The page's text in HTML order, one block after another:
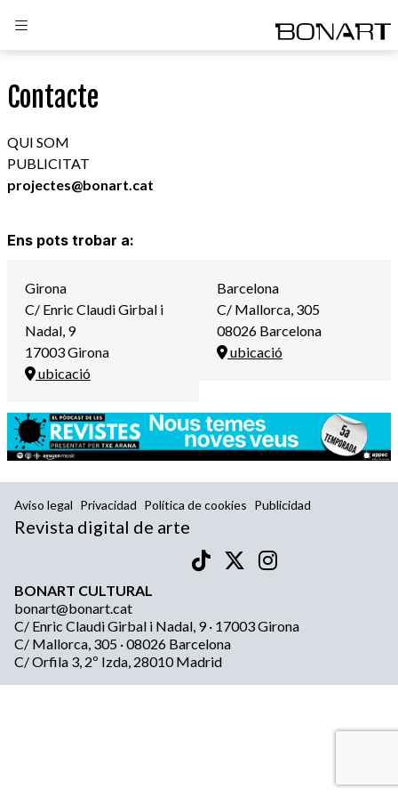
Contacte
QUI SOM
PUBLICITAT
projectes@bonart.cat
Ens pots trobar a:
Girona
C/ Enric Claudi Girbal i
Nadal, 9
17003 Girona
ubicació
Barcelona
C/ Mallorca, 305
08026 Barcelona
ubicació
Aviso legal Privacidad Política de cookies Publicidad
Revista digital de arte
BONART CULTURAL
bonart@bonart.cat
C/ Enric Claudi Girbal i Nadal, 9 · 17003 Girona
C/ Mallorca, 305 · 08026 Barcelona
C/ Orfila 3, 2º Izda, 28010 Madrid